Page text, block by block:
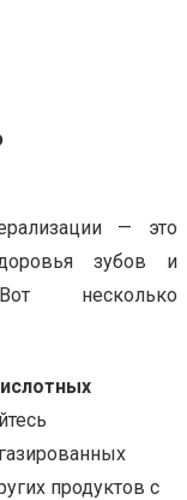
— это
зубов и
несколько
продуктов с